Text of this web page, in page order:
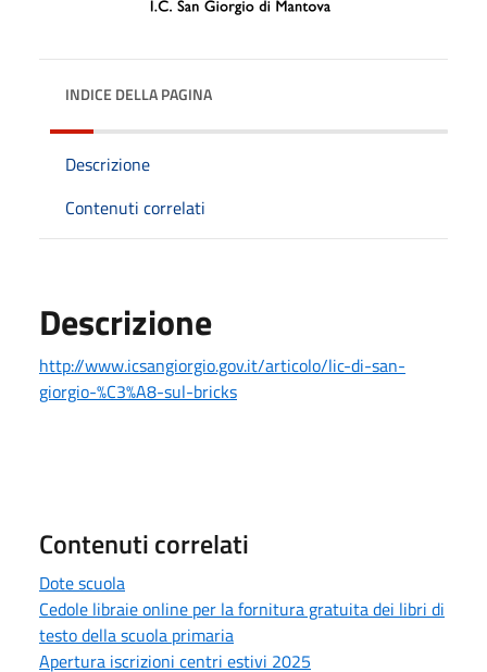
INDICE DELLA PAGINA
Descrizione
Contenuti correlati
Descrizione
http://www.icsangiorgio.gov.it/articolo/lic-di-san-
giorgio-%C3%A8-sul-bricks
Contenuti correlati
Dote scuola
Cedole libraie online per la fornitura gratuita dei libri di
testo della scuola primaria
Apertura iscrizioni centri estivi 2025